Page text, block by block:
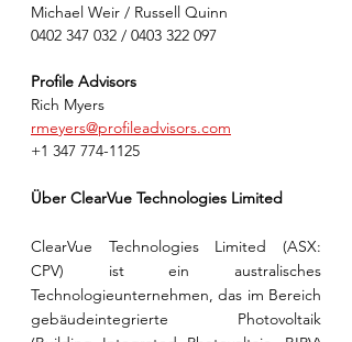
Michael Weir / Russell Quinn
0402 347 032 / 0403 322 097
Profile Advisors
Rich Myers
rmeyers@profileadvisors.com
+1 347 774-1125
Über ClearVue Technologies Limited
ClearVue Technologies Limited (ASX:
CPV) ist ein australisches
Technologieunternehmen, das im Bereich
gebäudeintegrierte Photovoltaik